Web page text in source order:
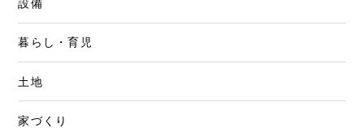
設備
暮らし・育児
土地
家づくり